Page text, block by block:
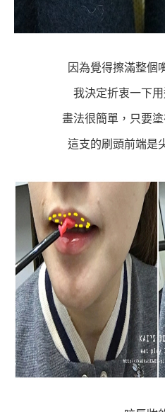
因為覺得擦滿整個
我決定折衷一下
畫法很簡單，只要
這支的刷頭前端是